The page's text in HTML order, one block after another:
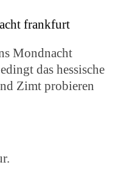
Mondnacht
das hessische
Zimt probieren